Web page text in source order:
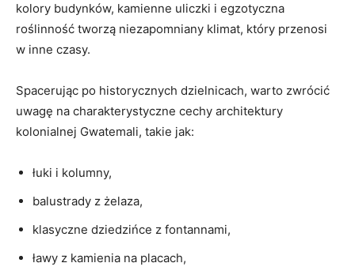
kolory‌ budynków, kamienne uliczki i egzotyczna
roślinność tworzą​ niezapomniany klimat, ⁣który ⁢przenosi
w inne czasy.
Spacerując po historycznych⁢ dzielnicach, ⁣warto‍ zwrócić
uwagę na charakterystyczne cechy architektury
kolonialnej Gwatemali,​ takie jak:
łuki i kolumny,
balustrady‍ z żelaza,
klasyczne dziedzińce z ‌fontannami,
ławy z ⁢kamienia na placach,